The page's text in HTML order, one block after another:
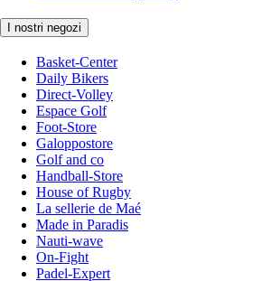
I nostri negozi
Basket-Center
Daily Bikers
Direct-Volley
Espace Golf
Foot-Store
Galoppostore
Golf and co
Handball-Store
House of Rugby
La sellerie de Maé
Made in Paradis
Nauti-wave
On-Fight
Padel-Expert